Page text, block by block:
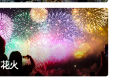
花火